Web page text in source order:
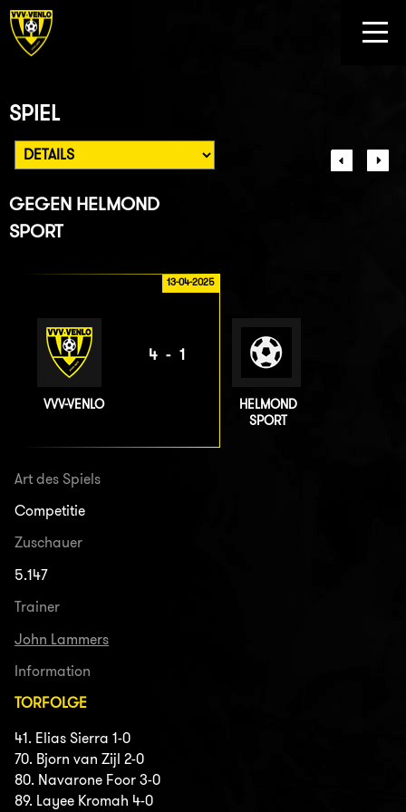
SPIEL
GEGEN HELMOND
SPORT
13-04-2025
VVV-VENLO
4-1
HELMOND
SPORT
Art des Spiels
Competitie
Zuschauer
5.147
Trainer
John Lammers
Information
TORFOLGE
41. Elias Sierra 1-0
70. Bjorn van Zijl 2-0
80. Navarone Foor 3-0
89. Layee Kromah 4-0